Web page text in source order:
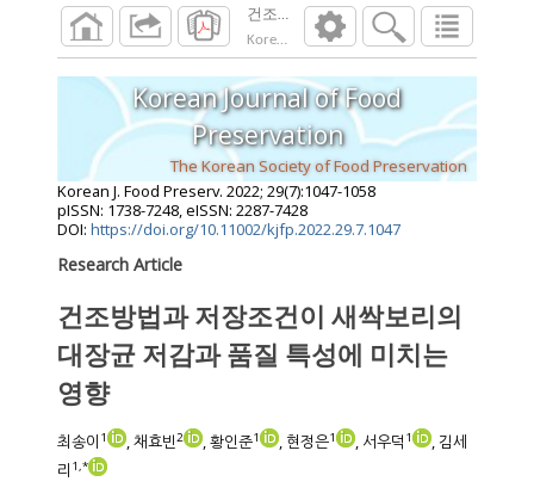
건조방법과 저장조건이 새싹보리의 대장
Korean J. Food Preserv.
2022 ;29( ):
Korean Journal of Food
Preservation
The Korean Society of Food Preservation
Korean J. Food Preserv. 2022; 29(7):1047-1058
pISSN: 1738-7248, eISSN: 2287-7428
DOI: https://doi.org/10.11002/kjfp.2022.29.7.1047
Research Article
건조방법과 저장조건이 새싹보리의
대장균 저감과 품질 특성에 미치는
영향
최송이 1 , 채효빈2 , 황인준1 , 현정은1 , 서우덕 1
, 김세
리 1,*